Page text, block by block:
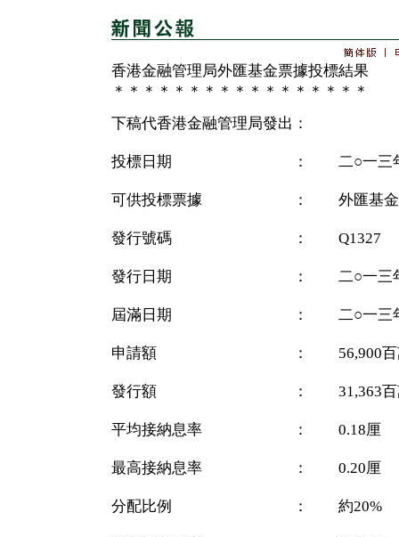
香港金融管理局外匯基金票據投標結果
＊＊＊＊＊＊＊＊＊＊＊＊＊＊＊＊＊
下稿代香港金融管理局發出：
投標日期 ： 二○一三年七
可供投標票據 ： 外匯基金
發行號碼 ： Q1327
發行日期 ： 二○一三年七
屆滿日期 ： 二○一三年十
申請額 ： 56,900百萬
發行額 ： 31,363百萬
平均接納息率 ： 0.18厘
最高接納息率 ： 0.20厘
分配比例 ： 約20%